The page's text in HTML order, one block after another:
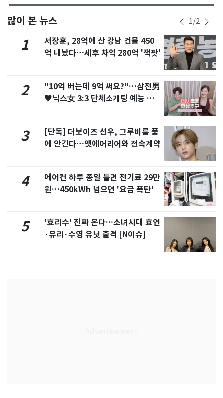
많이 본 뉴스 1/2
1
서장훈, 28억에 산 강남 건물 450
억 내놨다…세후 차익 280억 '잭팟'
2
"10억 버는데 9억 써요?"…삼전男
♥닉스女 3:3 단체소개팅 예능 화
3
[단독] 더보이즈 선우, 그루비룸 품
에 안긴다…앳에어리어와 전속계약
4
에어컨 하루 종일 틀면 전기료 29만
원…450kWh 넘으면 '요금 폭탄'
5
'효리수' 진짜 온다…소녀시대 효연
·유리·수영 유닛 출격 [N이슈]